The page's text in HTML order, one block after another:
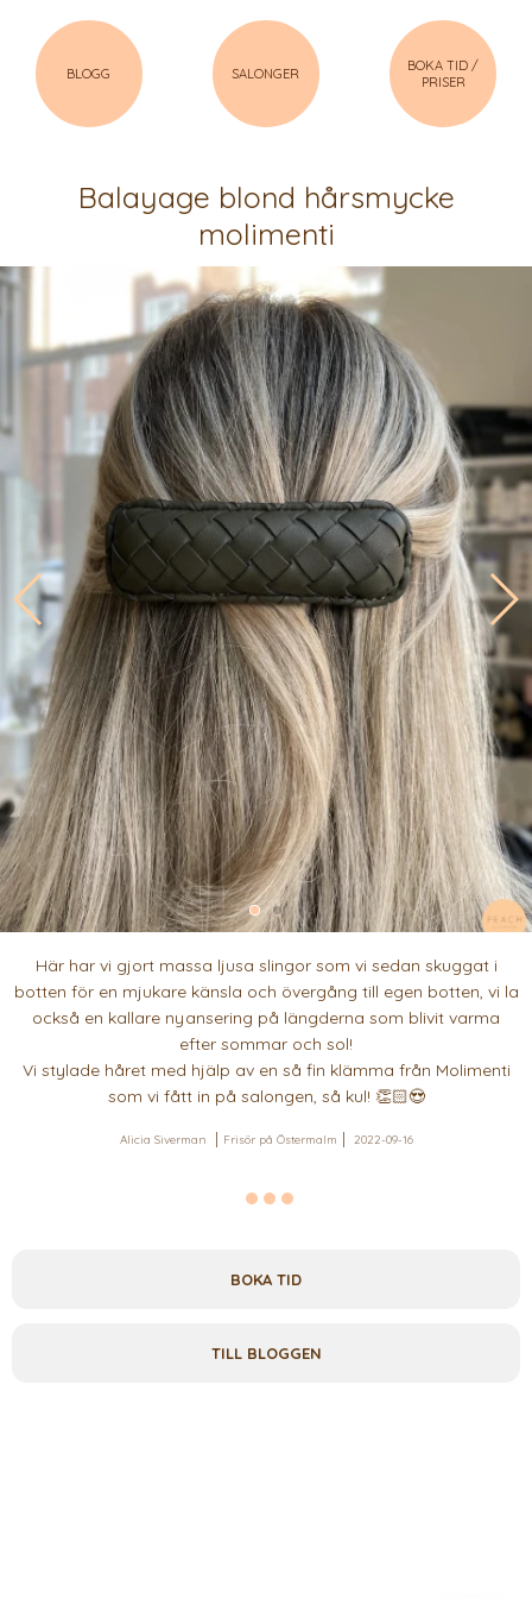
BLOGG SALONGER
BOKA TID /
PRISER
Balayage blond hårsmycke
molimenti
Här har vi gjort massa ljusa slingor som vi sedan skuggat i
botten för en mjukare känsla och övergång till egen botten, vi la
också en kallare nyansering på längderna som blivit varma
efter sommar och sol!
Vi stylade håret med hjälp av en så fin klämma från Molimenti
som vi fått in på salongen, så kul! 👏🏻😍
Alicia Siverman Frisör på Östermalm 2022-09-16
BOKA TID
TILL BLOGGEN